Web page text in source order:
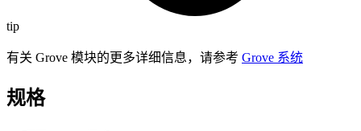
tip
有关 Grove 模块的更多详细信息，请参考 Grove 系统
规格